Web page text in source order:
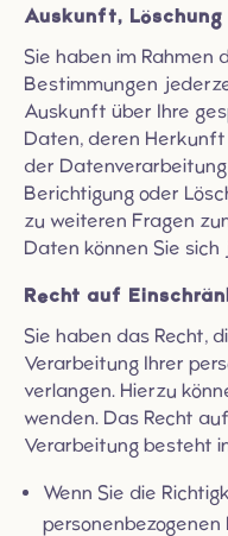
Auskunft,
Sie haben im Rahmen
Bestimmungen
Auskunft über Ihre
Daten, deren
der
Berichtigung oder
zu weiteren Fragen
Daten können Sie
Recht auf
Sie haben das Recht,
Verarbeitung Ihrer
verlangen. Hierzu
wenden. Das Recht
Verarbeitung besteht
Wenn Sie die